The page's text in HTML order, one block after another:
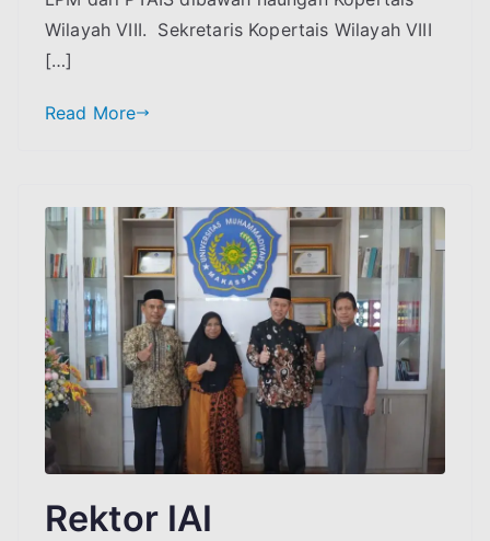
Wilayah VIII. Sekretaris Kopertais Wilayah VIII
[…]
Read More
Rektor IAI